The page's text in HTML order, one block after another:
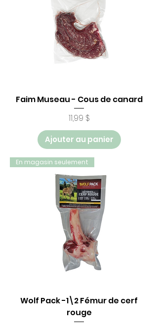
Faim Museau - Cous de canard
Prix
11,99 $
Ajouter au panier
En magasin seulement
Wolf Pack -1\2 Fémur de cerf
rouge